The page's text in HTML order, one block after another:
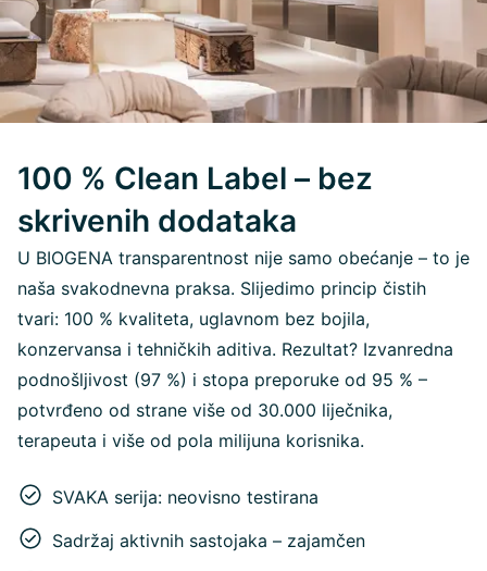
100 % Clean Label – bez
skrivenih dodataka
U BIOGENA transparentnost nije samo obećanje – to je
naša svakodnevna praksa. Slijedimo princip čistih
tvari: 100 % kvaliteta, uglavnom bez bojila,
konzervansa i tehničkih aditiva. Rezultat? Izvanredna
podnošljivost (97 %) i stopa preporuke od 95 % –
potvrđeno od strane više od 30.000 liječnika,
terapeuta i više od pola milijuna korisnika.
SVAKA serija: neovisno testirana
Sadržaj aktivnih sastojaka – zajamčen